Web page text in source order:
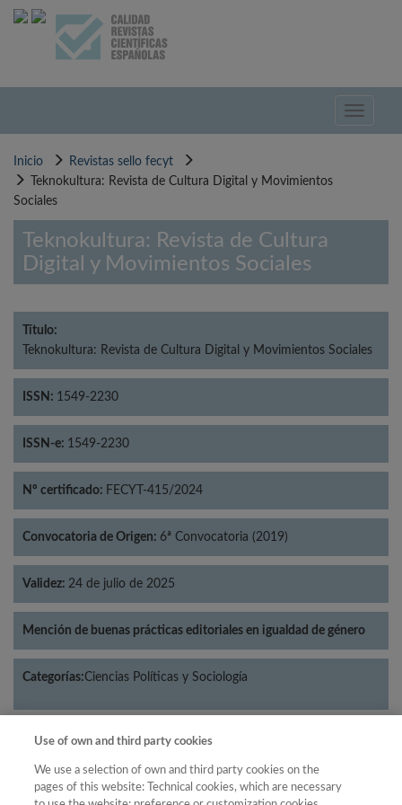
Pasar
Toggle
Inicio
Revistas sello fecyt
Teknokultura: Revista de Cultura Digital y Movimientos
Sociales
Teknokultura: Revista de Cultura
Digital y Movimientos Sociales
Título:
Teknokultura: Revista de Cultura Digital y Movimientos Sociales
ISSN: 1549-2230
ISSN-e: 1549-2230
Nº certificado: FECYT-415/2024
Convocatoria de Origen: 6ª Convocatoria (2019)
Validez: 24 de julio de 2025
Mención de buenas prácticas editoriales en igualdad de género
Categorías:Ciencias Políticas y Sociología
Año
Filtrar
Use of own and third party cookies
We use a selection of own and third party cookies on the
pages of this website: Technical cookies, which are necessary